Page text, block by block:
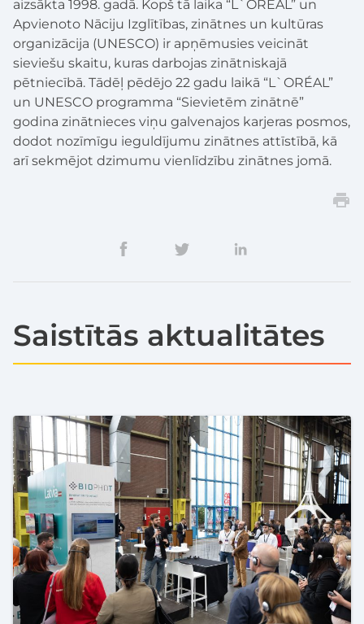
aizsākta 1998. gadā. Kopš tā laika “L`ORÉAL” un
Apvienoto Nāciju Izglītības, zinātnes un kultūras
organizācija (UNESCO) ir apņēmusies veicināt
sieviešu skaitu, kuras darbojas zinātniskajā
pētniecībā. Tādēļ pēdējo 22 gadu laikā “L`ORÉAL”
un UNESCO programma “Sievietēm zinātnē”
godina zinātnieces viņu galvenajos karjeras posmos,
dodot nozīmīgu ieguldījumu zinātnes attīstībā, kā
arī sekmējot dzimumu vienlīdzību zinātnes jomā.
Saistītās aktualitātes